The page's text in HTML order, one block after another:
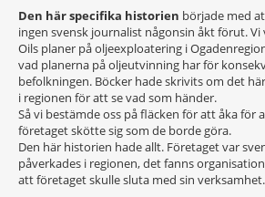
Den här specifika historien började med
ingen svensk journalist någonsin åkt förut.
Oils planer på oljeexploatering i
vad planerna på oljeutvinning har för
befolkningen. Böcker hade skrivits om det
i regionen för att se vad som händer.
Så vi bestämde oss på fläcken för att åka för
företaget skötte sig som de borde göra.
Den här historien hade allt. Företaget var
påverkades i regionen, det fanns
att företaget skulle sluta med sin verksamhet.